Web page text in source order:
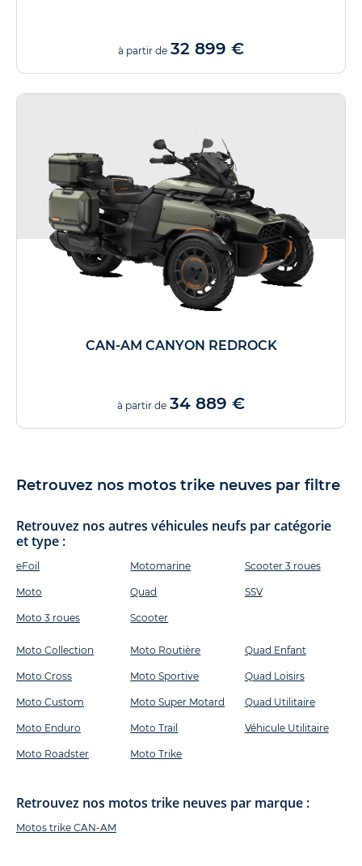
à partir de 32 899 €
CAN-AM CANYON REDROCK
à partir de 34 889 €
Retrouvez nos motos trike neuves par filtre
Retrouvez nos autres véhicules neufs par catégorie
et type :
eFoil
Moto
Moto 3 roues
Motomarine
Quad
Scooter
Scooter 3 roues
SSV
Moto Collection
Moto Cross
Moto Custom
Moto Enduro
Moto Roadster
Moto Routière
Moto Sportive
Moto Super Motard
Moto Trail
Moto Trike
Quad Enfant
Quad Loisirs
Quad Utilitaire
Véhicule Utilitaire
Retrouvez nos motos trike neuves par marque :
Motos trike CAN-AM